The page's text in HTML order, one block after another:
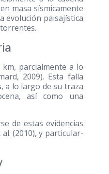
masa sísmicamente
evolución paisajística
parcialmente a lo
2009). Esta falla
a lo largo de su traza
así como una
de estas evidencias
al.(2010), y particular-